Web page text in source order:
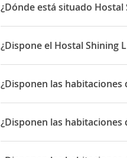
¿Dónde está situado Hostal
El Hostal Shining Line está
Habaraduwa.
¿Dispone el Hostal Shining
Sí, el Hostal Shining Line
¿Disponen las
Sí, las habitaciones del Hostal
¿Disponen las habitaciones
Sí, las habitaciones del Hostal